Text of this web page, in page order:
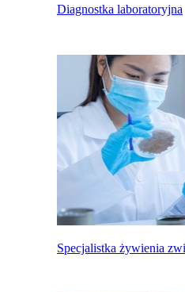
Diagnostka laboratoryjna
Specjalistka żywienia